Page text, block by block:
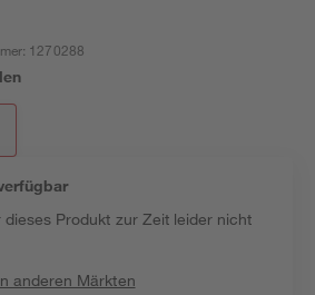
: 1270288
dieses Produkt zur Zeit leider nicht
anderen Märkten